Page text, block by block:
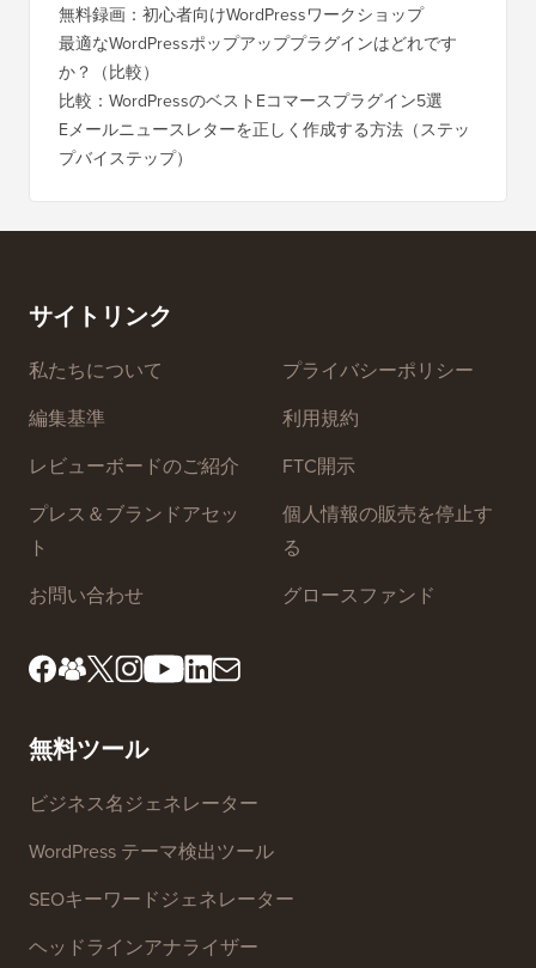
無料録画：初心者向けWordPressワークショップ
最適なWordPressポップアッププラグインはどれです
か？（比較）
比較：WordPressのベストEコマースプラグイン5選
Eメールニュースレターを正しく作成する方法（ステッ
プバイステップ）
サイトリンク
私たちについて
編集基準
レビューボードのご紹介
プレス＆ブランドアセッ
ト
お問い合わせ
プライバシーポリシー
利用規約
FTC開示
個人情報の販売を停止す
る
グロースファンド
無料ツール
ビジネス名ジェネレーター
WordPress テーマ検出ツール
SEOキーワードジェネレーター
ヘッドラインアナライザー